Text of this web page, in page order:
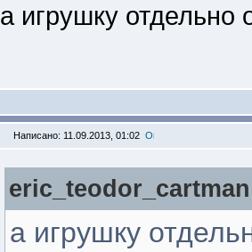
а игрушку
Написано: 11.09.2013, 01:02
а игрушку